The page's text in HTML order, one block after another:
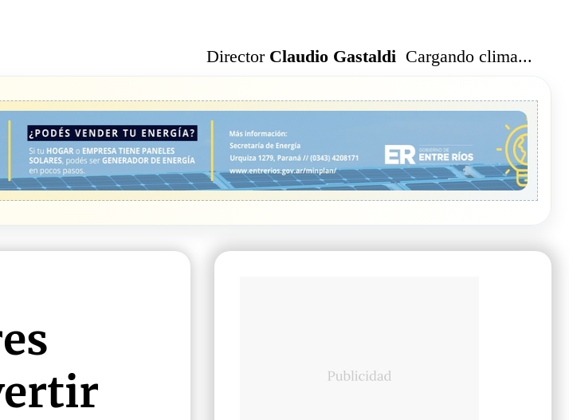
Director Claudio Gastaldi Cargando clima...